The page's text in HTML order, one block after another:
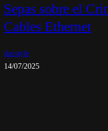
Sepas sobre el
Cables Ethernet
dacstyle
14/07/2025